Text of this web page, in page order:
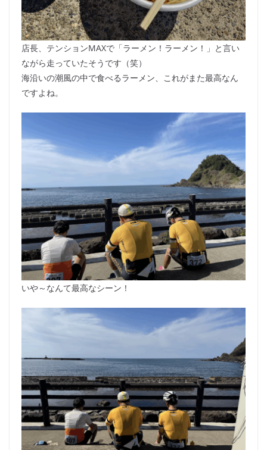
店長、テンションMAXで「ラーメン！ラーメン！」と言い
ながら走っていたそうです（笑）
海沿いの潮風の中で食べるラーメン、これがまた最高なん
ですよね。
いや～なんて最高なシーン！